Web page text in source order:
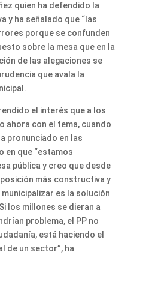
quien ha defendido la
y ha señalado que “las
porque se confunden
sobre la mesa que en la
de las alegaciones se
que avala la
el interés que a los
ahora con el tema, cuando
pronunciado en las
en que “estamos
pública y creo que desde
más constructiva y
es la solución
los millones se dieran a
problema, el PP no
está haciendo el
de un sector”, ha